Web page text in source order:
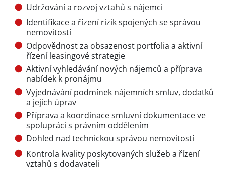
Udržování a rozvoj vztahů s nájemci
Identifikace a řízení rizik spojených se správou
nemovitostí
Odpovědnost za obsazenost portfolia a aktivní
řízení leasingové strategie
Aktivní vyhledávání nových nájemců a příprava
nabídek k pronájmu
Vyjednávání podmínek nájemních smluv, dodatků
a jejich úprav
Příprava a koordinace smluvní dokumentace ve
spolupráci s právním oddělením
Dohled nad technickou správou nemovitostí
Kontrola kvality poskytovaných služeb a řízení
vztahů s dodavateli